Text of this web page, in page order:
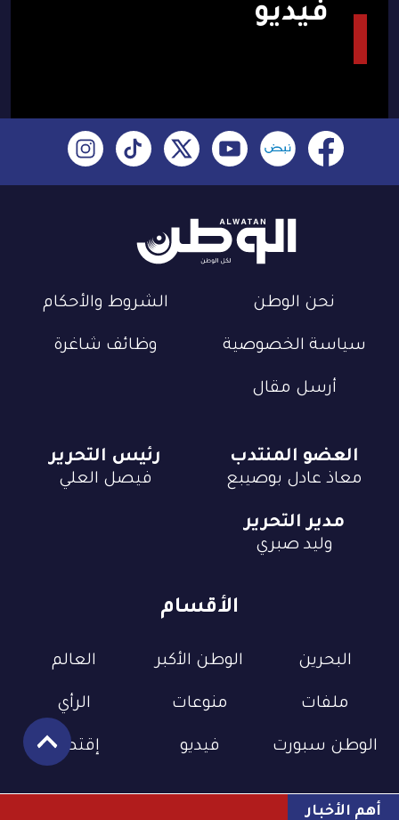
فيديو
أهم الأخبار
نحن الوطن الشروط والأحكام
سياسة الخصوصية وظائف شاغرة
أرسل مقال
الأقسام
البحرين الوطن الأكبر العالم
ملفات منوعات الرأي
الوطن سبورت فيديو إقتصاد
العضو المنتدب
معاذ عادل بوصيبع
رئيس التحرير
فيصل العلي
مدير التحرير
وليد صبري